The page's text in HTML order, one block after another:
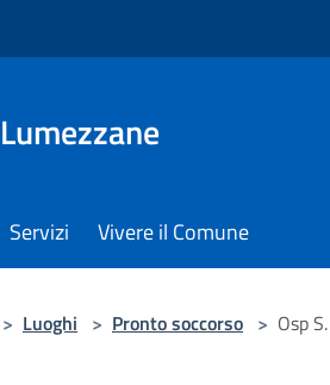
Servizi Vivere il Comune
> Luoghi > Pronto soccorso > Osp